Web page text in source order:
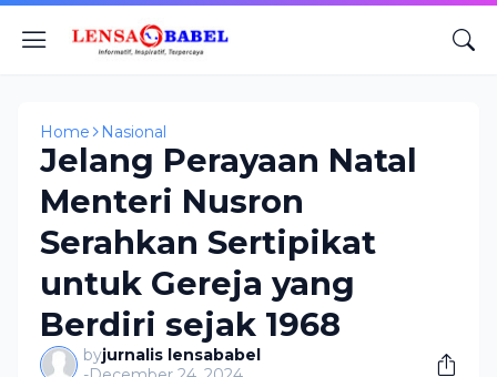
Home Nasional
Jelang Perayaan Natal
Menteri Nusron
Serahkan Sertipikat
untuk Gereja yang
Berdiri sejak 1968
byjurnalis lensababel